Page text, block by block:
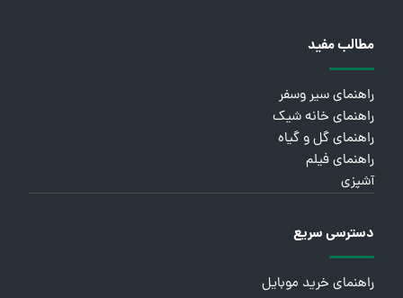
مطالب مفید
راهنمای سیر وسفر
راهنمای خانه شیک
راهنمای گل و گیاه
راهنمای فیلم
آشپزی
دسترسی سریع
راهنمای خرید موبایل